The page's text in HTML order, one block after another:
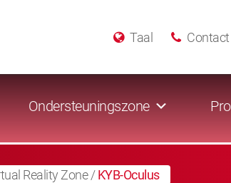
Taal
Ondersteuningszone
Reality Zone/KYB-Oculus